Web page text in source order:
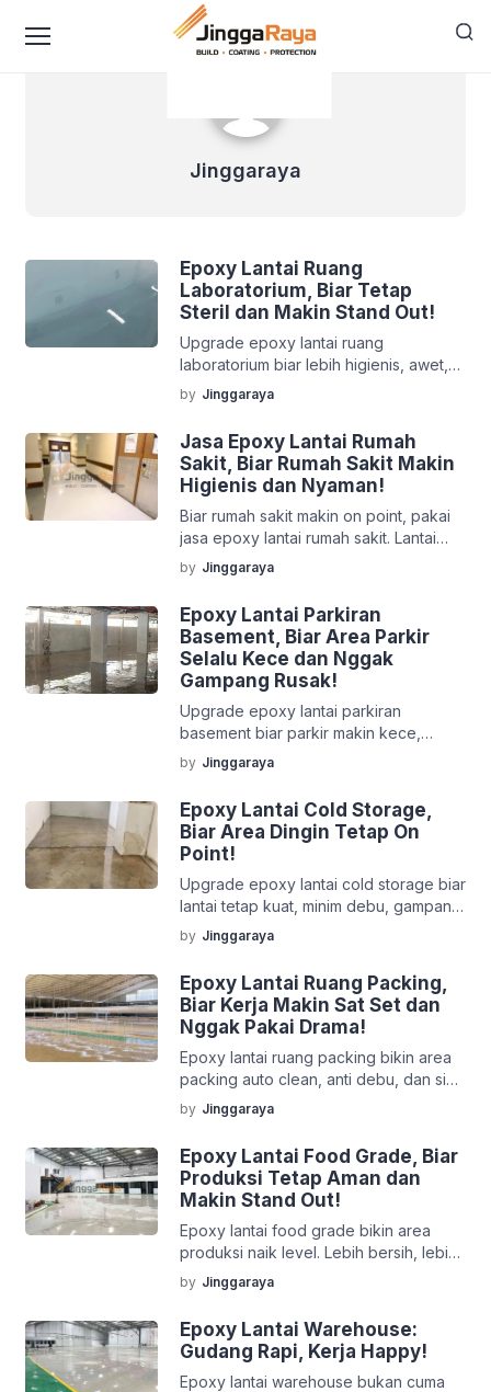
Jinggaraya
Epoxy Lantai Ruang
Laboratorium, Biar Tetap
Steril dan Makin Stand Out!
Upgrade epoxy lantai ruang
laboratorium biar lebih higienis, awet,
dan siap dipakai buat aktivitas riset
tanpa drama.
by Jinggaraya
Jasa Epoxy Lantai Rumah
Sakit, Biar Rumah Sakit Makin
Higienis dan Nyaman!
Biar rumah sakit makin on point, pakai
jasa epoxy lantai rumah sakit. Lantai
lebih bersih, awet, dan bikin first
impression makin oke.
by Jinggaraya
Epoxy Lantai Parkiran
Basement, Biar Area Parkir
Selalu Kece dan Nggak
Gampang Rusak!
Upgrade epoxy lantai parkiran
basement biar parkir makin kece,
gampang dibersihkan, tahan beban
kendaraan, dan siap dipakai setiap
hari.
by Jinggaraya
Epoxy Lantai Cold Storage,
Biar Area Dingin Tetap On
Point!
Upgrade epoxy lantai cold storage biar
lantai tetap kuat, minim debu, gampang
dibersihkan, dan operasional makin
lancar tanpa drama.
by Jinggaraya
Epoxy Lantai Ruang Packing,
Biar Kerja Makin Sat Set dan
Nggak Pakai Drama!
Epoxy lantai ruang packing bikin area
packing auto clean, anti debu, dan siap
kerja gaspol. Biar proses packing
makin sat set setiap hari.
by Jinggaraya
Epoxy Lantai Food Grade, Biar
Produksi Tetap Aman dan
Makin Stand Out!
Epoxy lantai food grade bikin area
produksi naik level. Lebih bersih, lebih
rapi, dan bikin kerja makin sat set!
by Jinggaraya
Epoxy Lantai Warehouse:
Gudang Rapi, Kerja Happy!
Epoxy lantai warehouse bukan cuma